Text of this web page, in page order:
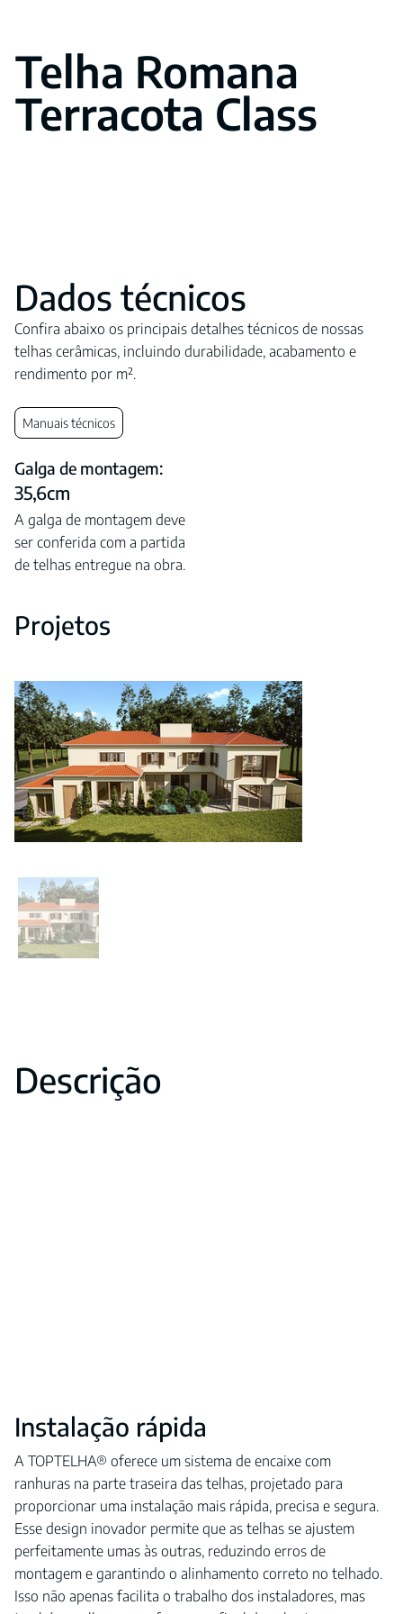
Dados técnicos
Confira abaixo os principais detalhes técnicos de nossas
telhas cerâmicas, incluindo durabilidade, acabamento e
rendimento por m².
Manuais técnicos
Galga de montagem:
35,6cm
A galga de montagem deve
ser conferida com a partida
de telhas entregue na obra.
Projetos
Telha Romana
Terracota Class
Descrição
Instalação rápida
A TOPTELHA® oferece um sistema de encaixe com
ranhuras na parte traseira das telhas, projetado para
proporcionar uma instalação mais rápida, precisa e segura.
Esse design inovador permite que as telhas se ajustem
perfeitamente umas às outras, reduzindo erros de
montagem e garantindo o alinhamento correto no telhado.
Isso não apenas facilita o trabalho dos instaladores, mas